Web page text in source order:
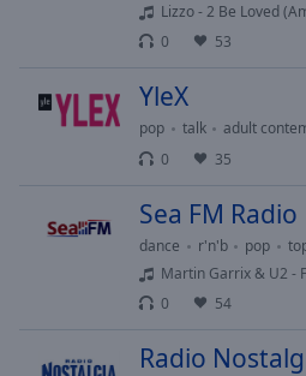
Opacity
Lizzo - 2 Be Loved
0
53
YleX
pop talk
adult
0
35
Sea FM Radio
dance r'n'b pop
Martin Garrix & U2 -
0
54
Radio